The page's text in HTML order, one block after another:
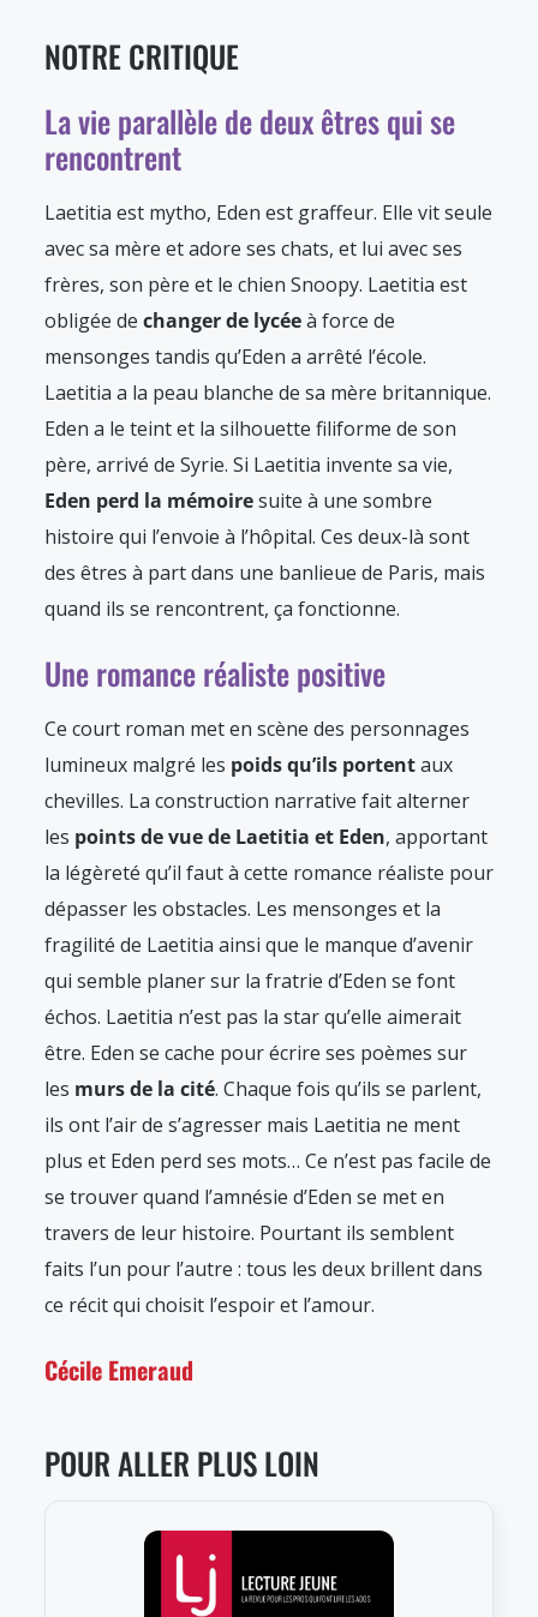
NOTRE CRITIQUE
La vie parallèle de deux êtres qui se
rencontrent
Laetitia est mytho, Eden est graffeur. Elle vit seule
avec sa mère et adore ses chats, et lui avec ses
frères, son père et le chien Snoopy. Laetitia est
obligée de changer de lycéeà force de
mensonges tandis qu’Eden a arrêté l’école.
Laetitia a la peau blanche de sa mère britannique.
Eden a le teint et la silhouette filiforme de son
père, arrivé de Syrie. Si Laetitia invente sa vie,
Eden perd la mémoiresuite à une sombre
histoire qui l’envoie à l’hôpital. Ces deux-là sont
des êtres à part dans une banlieue de Paris, mais
quand ils se rencontrent, ça fonctionne.
Une romance réaliste positive
Ce court roman met en scène des personnages
lumineux malgré les poids qu’ils portentaux
chevilles. La construction narrative fait alterner
les points de vue de Laetitia et Eden, apportant
la légèreté qu’il faut à cette romance réaliste pour
dépasser les obstacles. Les mensonges et la
fragilité de Laetitia ainsi que le manque d’avenir
qui semble planer sur la fratrie d’Eden se font
échos. Laetitia n’est pas la star qu’elle aimerait
être. Eden se cache pour écrire ses poèmes sur
les murs de la cité. Chaque fois qu’ils se parlent,
ils ont l’air de s’agresser mais Laetitia ne ment
plus et Eden perd ses mots… Ce n’est pas facile de
se trouver quand l’amnésie d’Eden se met en
travers de leur histoire. Pourtant ils semblent
faits l’un pour l’autre : tous les deux brillent dans
ce récit qui choisit l’espoir et l’amour.
Cécile Emeraud
POUR ALLER PLUS LOIN